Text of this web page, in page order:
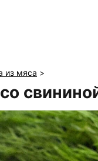
из мяса >